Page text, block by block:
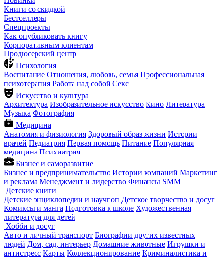
Книги со скидкой
Бестселлеры
Спецпроекты
Как опубликовать книгу
Корпоративным клиентам
Продюсерский центр
Психология
Воспитание Отношения, любовь, семья Профессиональная
психотерапия Работа над собой Секс
Искусство и культура
Архитектура Изобразительное искусство Кино Литература
Музыка Фотография
Медицина
Анатомия и физиология Здоровый образ жизни Истории
врачей Педиатрия Первая помощь Питание Популярная
медицина Психиатрия
Бизнес и саморазвитие
Бизнес и предпринимательство Истории компаний Маркетинг
и реклама Менеджмент и лидерство Финансы SMM
Детские книги
Детские энциклопедии и научпоп Детское творчество и досуг
Комиксы и манга Подготовка к школе Художественная
литература для детей
Хобби и досуг
Авто и личный транспорт Биографии других известных
людей Дом, сад, интерьер Домашние животные Игрушки и
антистресс Карты Коллекционирование Криминалистика и